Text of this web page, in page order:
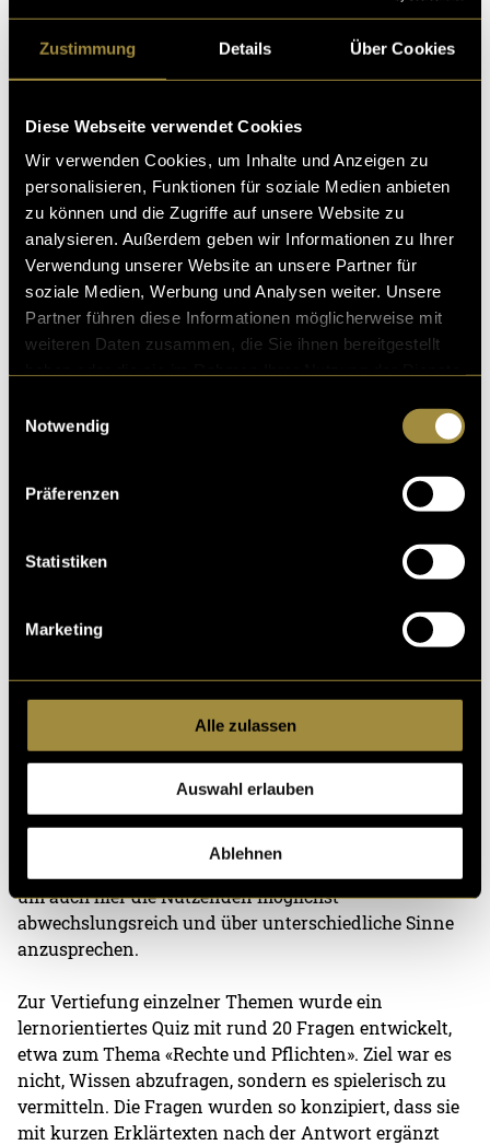
Zustimmung Details Über Cookies
Diese Webseite verwendet Cookies
Wir verwenden Cookies, um Inhalte und Anzeigen zu
personalisieren, Funktionen für soziale Medien anbieten
zu können und die Zugriffe auf unsere Website zu
analysieren. Außerdem geben wir Informationen zu Ihrer
Verwendung unserer Website an unsere Partner für
soziale Medien, Werbung und Analysen weiter. Unsere
Partner führen diese Informationen möglicherweise mit
weiteren Daten zusammen, die Sie ihnen bereitgestellt
Notwendig
Präferenzen
Statistiken
Marketing
Alle zulassen
Auswahl erlauben
Ablehnen
Ein weiteres Video beinhaltet die Vorstellung der
Videobeitrag führt die Chefin der Geschäftsstelle
persönlich durch die verschiedenen
Zuständigkeitsbereiche, erklärt die Aufgabenfelder des
Teams und gibt einen authentischen Einblick in den
Alltag. Das Video wurde in einem nahbaren,
dokumentarischen Stil gestaltet, um Vertrauen
aufzubauen und die Organisation hinter dem Dienst
transparent zu machen.
Bitte akzeptiere die
Cookies um
Grafiken und Icons zu den Rotkreuzgrundsätzen
dienen als Merkhilfe zu den textlichen
Beschreibungen. Eine Bildergalerie gibt einen ersten
tiefen Einblick in die spannenden
Ausbildungswochen im Rotkreuzdienst. Textliche
um auch hier die Nutzenden möglichst
abwechslungsreich und über unterschiedliche Sinne
anzusprechen.
Zur Vertiefung einzelner Themen wurde ein
lernorientiertes Quiz mit rund 20 Fragen entwickelt,
etwa zum Thema «Rechte und Pflichten». Ziel war es
nicht, Wissen abzufragen, sondern es spielerisch zu
vermitteln. Die Fragen wurden so konzipiert, dass sie
mit kurzen Erklärtexten nach der Antwort ergänzt